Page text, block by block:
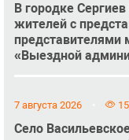
В городке
жителей с
представителями
«Выездной
7 августа 2026
Село